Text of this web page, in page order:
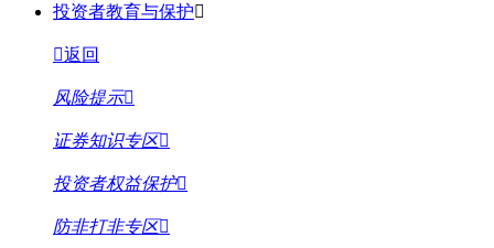
投资者教育与保护
返回
风险提示
证券知识专区
投资者权益保护
防非打非专区